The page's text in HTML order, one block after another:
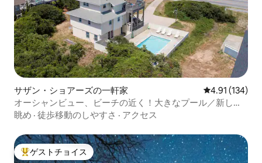
サザン・ショアーズの一軒家 レビュー134
4.91 (134)
オーシャンビュー、ビーチの近く！大きなプール／新しい
露天風呂・ジャグジー
眺め · 徒歩移動のしやすさ · アクセス
大好評のゲストチョイスです。
ゲストチョイス